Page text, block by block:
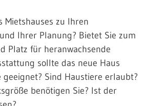
Mietshauses zu Ihren
Ihrer Planung? Bietet Sie zum
Platz für heranwachsende
sollte das neue Haus
geeignet? Sind Haustiere erlaubt?
benötigen Sie? Ist der